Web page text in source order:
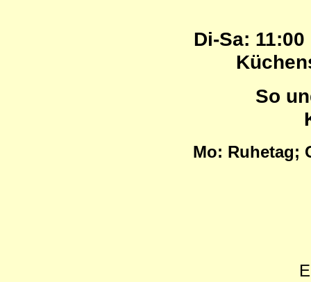
Di-Sa:
So
Mo: Ruhetag;